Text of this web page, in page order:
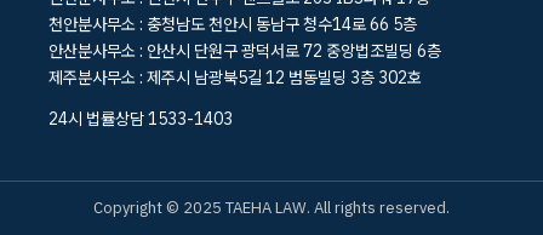
천안분사무소 : 충청남도 천안시 동남구 청수14로 66 5층
안산분사무소 : 안산시 단원구 광덕서로 72 중앙법조빌딩 6층
제주분사무소 : 제주시 남광북5길 12 범동빌딩 3층 302호
24시 법률상담 1533-1403
Copyright © 2025 TAEHA LAW. All rights reserved.